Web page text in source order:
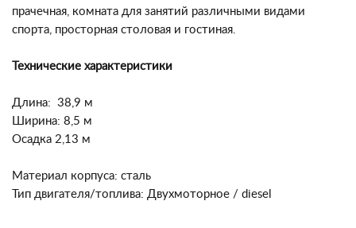
прачечная, комната для занятий различными видами
спорта, просторная столовая и гостиная.
Технические характеристики
Длина: 38,9 м
Ширина: 8,5 м
Осадка 2,13 м
Материал корпуса: сталь
Тип двигателя/топлива: Двухмоторное / diesel